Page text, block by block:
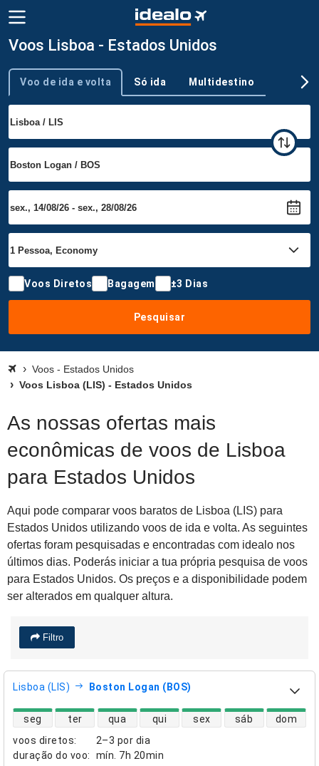
Voos Lisboa - Estados Unidos
Tipo de viagem
Voo de ida e volta Só ida Multidestino
Voos Diretos Bagagem ±3 Dias
Pesquisar
Voos - Estados Unidos
Voos Lisboa (LIS) - Estados Unidos
As nossas ofertas mais
econômicas de voos de Lisboa
para Estados Unidos
Aqui pode comparar voos baratos de Lisboa (LIS) para
Estados Unidos utilizando voos de ida e volta. As seguintes
ofertas foram pesquisadas e encontradas com idealo nos
últimos dias. Poderás iniciar a tua própria pesquisa de voos
para Estados Unidos. Os preços e a disponibilidade podem
ser alterados em qualquer altura.
Filtro
Lisboa (LIS) Boston Logan (BOS)
voos diretos:
2–3 por dia
duração do voo: mín. 7h 20min
disponibilidade de voos diretos
seg ter qua qui sex sáb dom